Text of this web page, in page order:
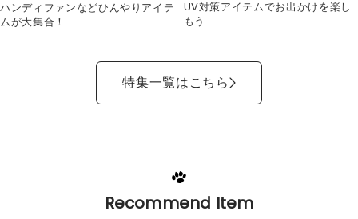
ハンディファンなどひんやりアイテ
ムが大集合！
UV対策アイテムでお出かけを楽し
もう
特集一覧はこちら
Recommend Item